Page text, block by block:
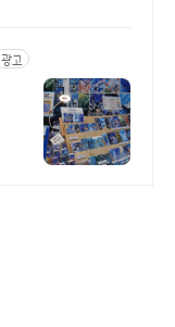
광고